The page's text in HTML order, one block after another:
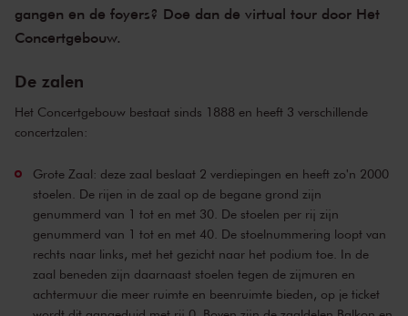
gangen en de foyers? Doe dan de virtual tour door Het
Concertgebouw.
De zalen
Het Concertgebouw bestaat sinds 1888 en heeft 3 verschillende
concertzalen:
Grote Zaal: deze zaal beslaat 2 verdiepingen en heeft zo'n 2000
stoelen. De rijen in de zaal op de begane grond zijn
genummerd van 1 tot en met 30. De stoelen per rij zijn
genummerd van 1 tot en met 40. De stoelnummering loopt van
rechts naar links, met het gezicht naar het podium toe. In de
zaal beneden zijn daarnaast stoelen tegen de zijmuren en
achtermuur die meer ruimte en beenruimte bieden, op je ticket